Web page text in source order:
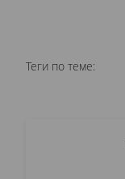
Теги по теме: